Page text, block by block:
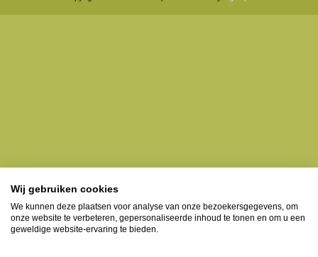
Wij gebruiken cookies
We kunnen deze plaatsen voor analyse van onze bezoekersgegevens, om
onze website te verbeteren, gepersonaliseerde inhoud te tonen en om u een
geweldige website-ervaring te bieden.